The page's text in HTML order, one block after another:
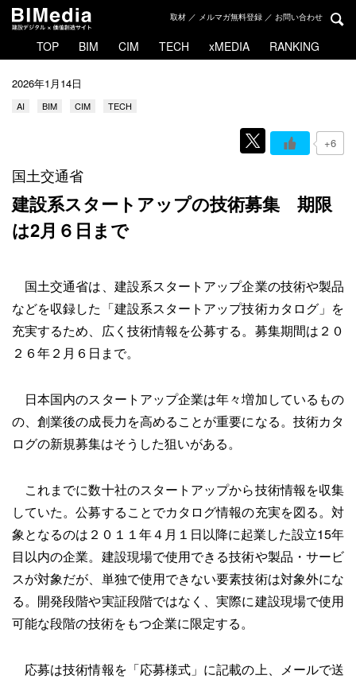
取材 ／ メルマガ無料登録 ／ お問い合わせ
TOP BIM CIM TECH xMEDIA RANKING
2026年1月14日
AI BIM CIM TECH
+6
国土交通省
建設系スタートアップの技術募集
期限
は2月６日まで
国土交通省は、建設系スタートアップ企業の技術や製品
などを収録した「建設系スタートアップ技術カタログ」を
充実するため、広く技術情報を公募する。募集期間は２０
２６年２月６日まで。
日本国内のスタートアップ企業は年々増加しているもの
の、創業後の成長力を高めることが重要になる。技術カタ
ログの新規募集はそうした狙いがある。
これまでに数十社のスタートアップから技術情報を収集
していた。公募することでカタログ情報の充実を図る。対
象となるのは２０１１年４月１日以降に起業した設立15年
目以内の企業。建設現場で使用できる技術や製品・サービ
スが対象だが、単独で使用できない要素技術は対象外にな
る。開発段階や実証段階ではなく、実際に建設現場で使用
可能な段階の技術をもつ企業に限定する。
応募は技術情報を「応募様式」に記載の上、メールで送